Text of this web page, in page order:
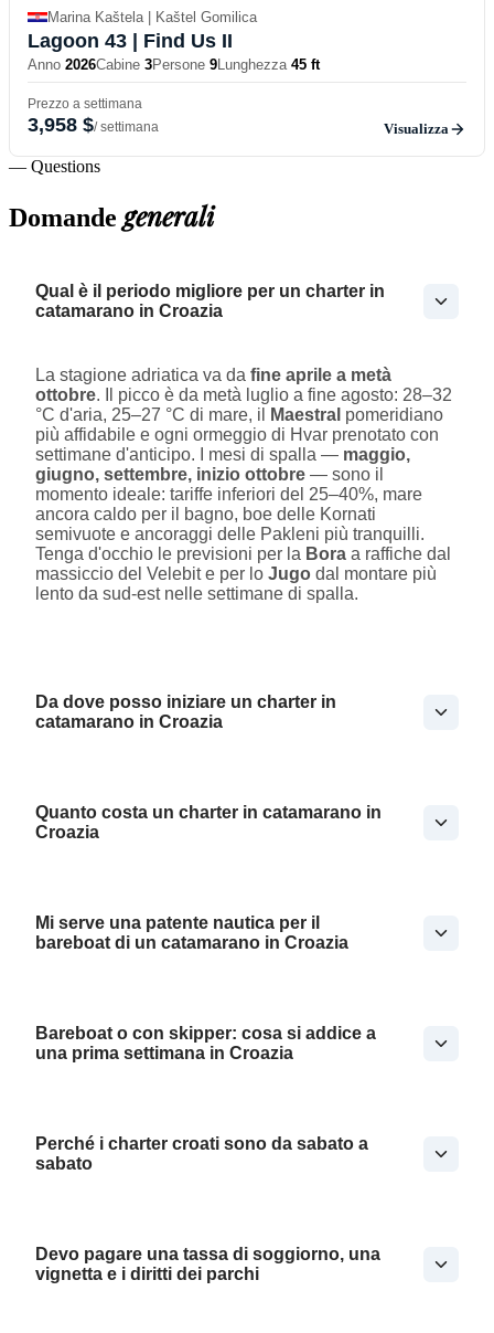
Marina Kaštela | Kaštel Gomilica
Lagoon 43 | Find Us II
Anno 2026Cabine 3Persone 9Lunghezza 45 ft
Prezzo a settimana
3,958 $/ settimana Visualizza
— Questions
Domandegenerali
Qual è il periodo migliore per un charter in
catamarano in Croazia
La stagione adriatica va da fine aprile a metà
ottobre. Il picco è da metà luglio a fine agosto: 28–32
°C d'aria, 25–27 °C di mare, il
Maestral pomeridiano
più affidabile e ogni ormeggio di Hvar prenotato con
settimane d'anticipo. I mesi di spalla — maggio,
giugno, settembre, inizio ottobre — sono il
momento ideale: tariffe inferiori del 25–40%, mare
ancora caldo per il bagno, boe delle Kornati
semivuote e ancoraggi delle Pakleni più tranquilli.
Tenga d'occhio le previsioni per la Bora a raffiche dal
massiccio del Velebit e per lo Jugo dal montare più
lento da sud-est nelle settimane di spalla.
Da dove posso iniziare un charter in
catamarano in Croazia
Quanto costa un charter in catamarano in
Croazia
Mi serve una patente nautica per il
bareboat di un catamarano in Croazia
Bareboat o con skipper: cosa si addice a
una prima settimana in Croazia
Perché i charter croati sono da sabato a
sabato
Devo pagare una tassa di soggiorno, una
vignetta e i diritti dei parchi